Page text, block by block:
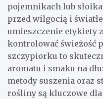
pojemnikach lub
przed wilgocią i
umieszczenie etykiety
kontrolować świeżość
szczypiorku to
aromatu i smaku na
metody suszenia oraz
rośliny są kluczowe